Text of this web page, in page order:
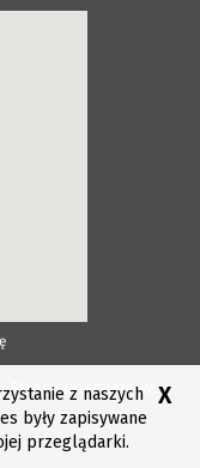
Strony internetowe
z naszych
były zapisywane
przeglądarki.
X